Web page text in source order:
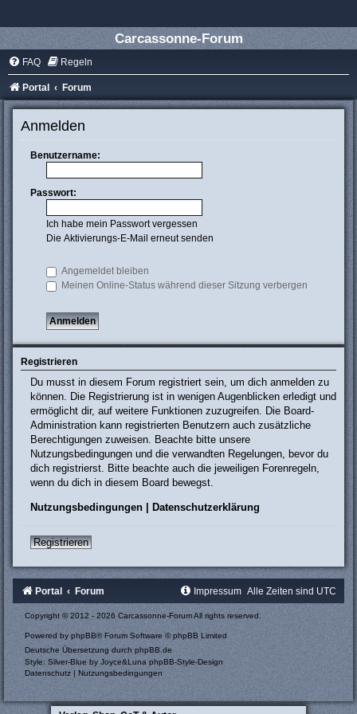
Carcassonne-Forum
FAQ Regeln
Portal Forum
Anmelden
Benutzername:
Passwort:
Ich habe mein Passwort vergessen
Die Aktivierungs-E-Mail erneut senden
Angemeldet bleiben
Meinen Online-Status während dieser Sitzung verbergen
Registrieren
Du musst in diesem Forum registriert sein, um dich anmelden zu
können. Die Registrierung ist in wenigen Augenblicken erledigt und
ermöglicht dir, auf weitere Funktionen zuzugreifen. Die Board-
Administration kann registrierten Benutzern auch zusätzliche
Berechtigungen zuweisen. Beachte bitte unsere
Nutzungsbedingungen und die verwandten Regelungen, bevor du
dich registrierst. Bitte beachte auch die jeweiligen Forenregeln,
wenn du dich in diesem Board bewegst.
Nutzungsbedingungen Datenschutzerklärung
Registrieren
Portal Forum Alle Zeiten sind UTC
Impressum
Copyright © 2012 - 2026 Carcassonne-Forum All rights reserved.
Powered byphpBB® Forum Software © phpBB Limited
Deutsche Übersetzung durch phpBB.de
Style: Silver-Blue by Joyce&Luna phpBB-Style-Design
Datenschutz
Nutzungsbedingungen